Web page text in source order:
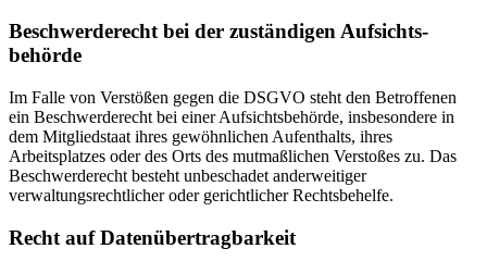
Beschwerde­recht bei der zuständigen Aufsichts­
behörde
Im Falle von Verstößen gegen die DSGVO steht den Betroffenen
ein Beschwerderecht bei einer Aufsichtsbehörde, insbesondere in
dem Mitgliedstaat ihres gewöhnlichen Aufenthalts, ihres
Arbeitsplatzes oder des Orts des mutmaßlichen Verstoßes zu. Das
Beschwerderecht besteht unbeschadet anderweitiger
verwaltungsrechtlicher oder gerichtlicher Rechtsbehelfe.
Recht auf Daten­übertrag­barkeit